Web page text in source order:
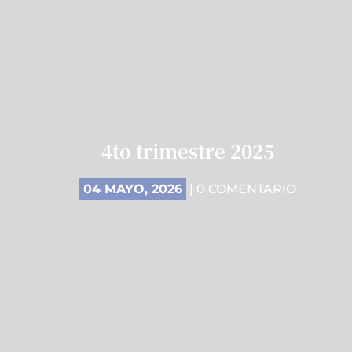
4to trimestre 2025
04 MAYO, 2026 | 0 COMENTARIO